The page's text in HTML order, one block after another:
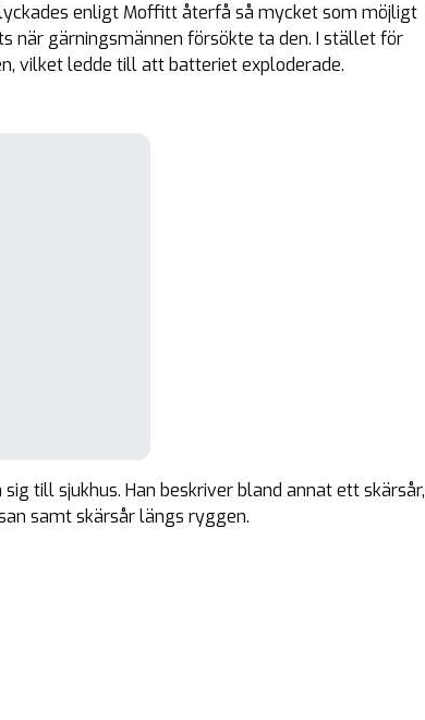
enligt Moffitt återfå så mycket som möjligt
när gärningsmännen försökte ta den. I stället för
vilket ledde till att batteriet exploderade.
till sjukhus. Han beskriver bland annat ett skärsår,
samt skärsår längs ryggen.